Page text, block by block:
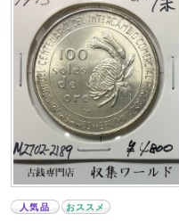
人気品 おススメ